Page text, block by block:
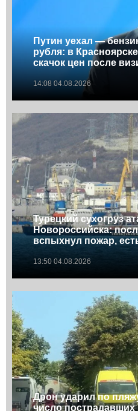
Путин уехал —
рубля: в
скачок цен после
14:08 04.08.2026
Турецкий сухогруз
Новороссийска:
вспыхнул пожар,
13:50 04.08.2026
Дрон ударил по
число